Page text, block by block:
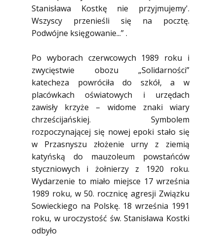
Stanisława Kostkę nie przyjmujemy'.
Wszyscy przenieśli się na pocztę.
Podwójne księgowanie...” .
Po wyborach czerwcowych 1989 roku i
zwycięstwie obozu „Solidarności”
katecheza powróciła do szkół, a w
placówkach oświatowych i urzędach
zawisły krzyże – widome znaki wiary
chrześcijańskiej. Symbolem
rozpoczynającej się nowej epoki stało się
w Przasnyszu złożenie urny z ziemią
katyńską do mauzoleum powstańców
styczniowych i żołnierzy z 1920 roku.
Wydarzenie to miało miejsce 17 września
1989 roku, w 50. rocznicę agresji Związku
Sowieckiego na Polskę. 18 września 1991
roku, w uroczystość św. Stanisława Kostki
odbyło